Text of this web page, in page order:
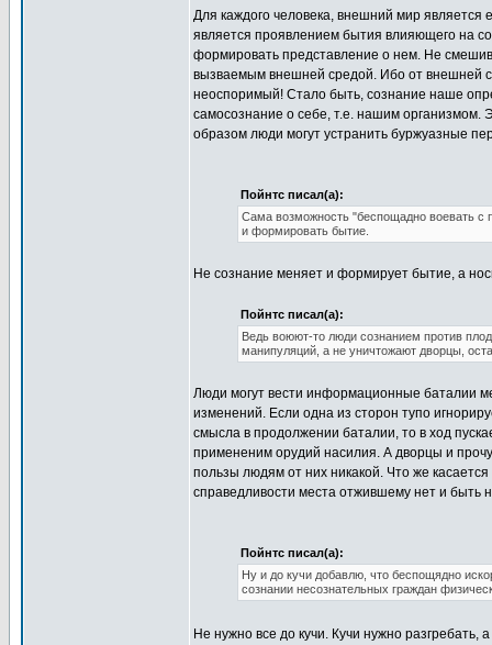
Для каждого человека, внешний мир
является проявлением бытия влияющего на
формировать представление о нем. Не
вызваемым внешней средой. Ибо от внешней
неоспоримый! Стало быть, сознание наше
самосознание о себе, т.е. нашим организмом.
образом люди могут устранить буржуазные
Пойнтс писал(а):
Сама возможность "беспощадно воевать с
и формировать бытие.
Не сознание меняет и формирует бытие, а
Пойнтс писал(а):
Ведь воюют-то люди сознанием против
манипуляций, а не уничтожают дворцы,
Люди могут вести информационные баталии
изменений. Если одна из сторон тупо
смысла в продолжении баталии, то в ход
примененим орудий насилия. А дворцы и
пользы людям от них никакой. Что же
справедливости места отжившему нет и быть
Пойнтс писал(а):
Ну и до кучи добавлю, что беспощядно
сознании несознательных граждан
Не нужно все до кучи. Кучи нужно разгребать,